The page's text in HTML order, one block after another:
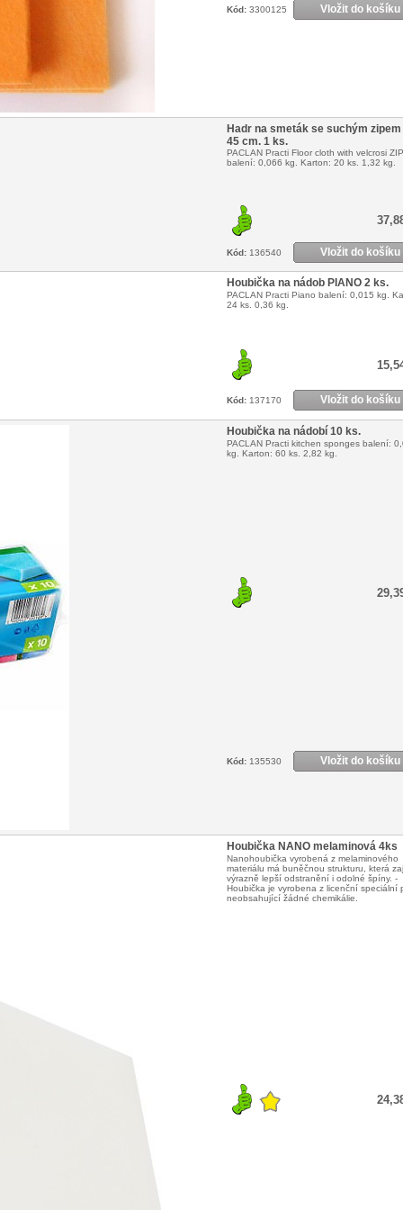
Kód: 3300125 Vložit do košíku
Hadr na smeták se suchým zipem
45 cm. 1 ks.
PACLAN Practi Floor cloth with velcrosi
balení: 0,066 kg. Karton: 20 ks. 1,32 kg.
Kód: 136540 Vložit do košíku
Houbička na nádob PIANO 2 ks.
PACLAN Practi Piano balení: 0,015 kg.
24 ks. 0,36 kg.
Kód: 137170 Vložit do košíku
Houbička na nádobí 10 ks.
PACLAN Practi kitchen sponges balení:
kg. Karton: 60 ks. 2,82 kg.
Kód: 135530 Vložit do košíku
Houbička NANO melaminová 4ks
Nanohoubička vyrobená z melaminového
materiálu má buněčnou strukturu, která
výrazně lepší odstranění i odolné špíny. -
Houbička je vyrobena z licenční speciální
neobsahující žádné chemikálie.